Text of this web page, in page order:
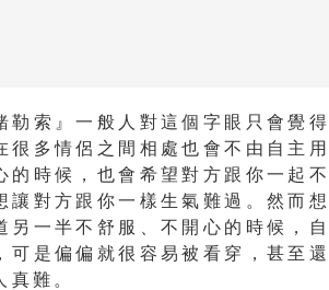
勒索』一般人對這個字眼只會覺
很多情侶之間相處也會不由自主
的時候，也會希望對方跟你一起
讓對方跟你一樣生氣難過。然而
另一半不舒服、不開心的時候，
可是偏偏就很容易被看穿，甚至
真難。